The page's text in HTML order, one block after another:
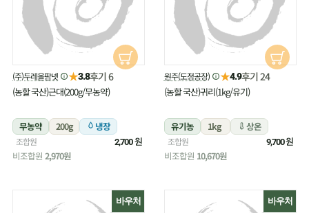
원주(도정공장) ★4.9후기 24
(농할 국산)귀리(1kg/유기)
유기농 1kg 상온
조합원 9,700원
비조합원 10,670원
(주)두레올팜넷 ★3.8후기 6
(농할 국산)근대(200g/무농약)
무농약 200g 냉장
조합원 2,700원
비조합원 2,970원
바우처
바우처